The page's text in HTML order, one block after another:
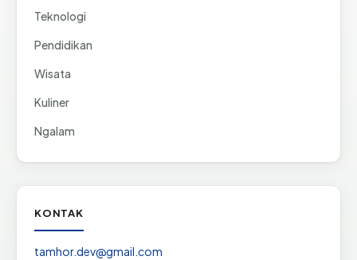
Teknologi
Pendidikan
Wisata
Kuliner
Ngalam
KONTAK
tamhor.dev@gmail.com